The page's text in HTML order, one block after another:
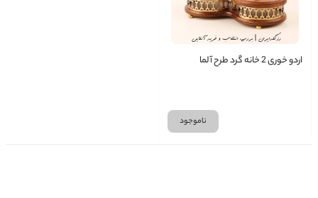
اردو خوری 2 خانه گرد طرح آلما
ناموجود